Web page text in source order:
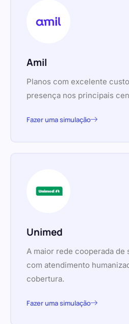
Amil
Planos com excelente
presença nos principais
Fazer uma simulação
Unimed
A maior rede cooperada de
com atendimento
cobertura.
Fazer uma simulação